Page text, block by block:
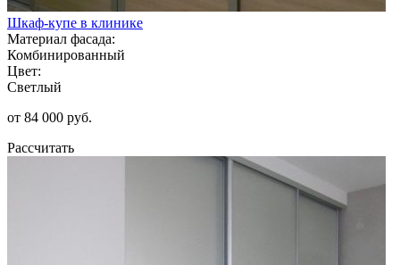
Шкаф-купе в клинике
Материал фасада:
Комбинированный
Цвет:
Светлый
от 84 000 руб.
Рассчитать